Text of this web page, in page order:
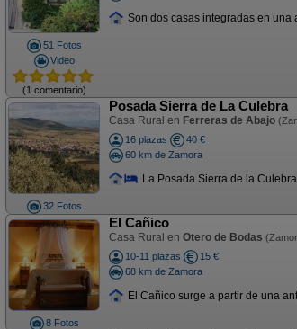
51 Fotos
Video
(1 comentario)
Son dos casas integradas en una
32 Fotos
Posada Sierra de La Culebra
Casa Rural en Ferreras de Abajo
16 plazas
40 €
60 km de Zamora
La Posada Sierra de la
8 Fotos
El Cañico
Casa Rural en Otero de Bodas
10-11 plazas
15 €
68 km de Zamora
El Cañico surge a partir de una